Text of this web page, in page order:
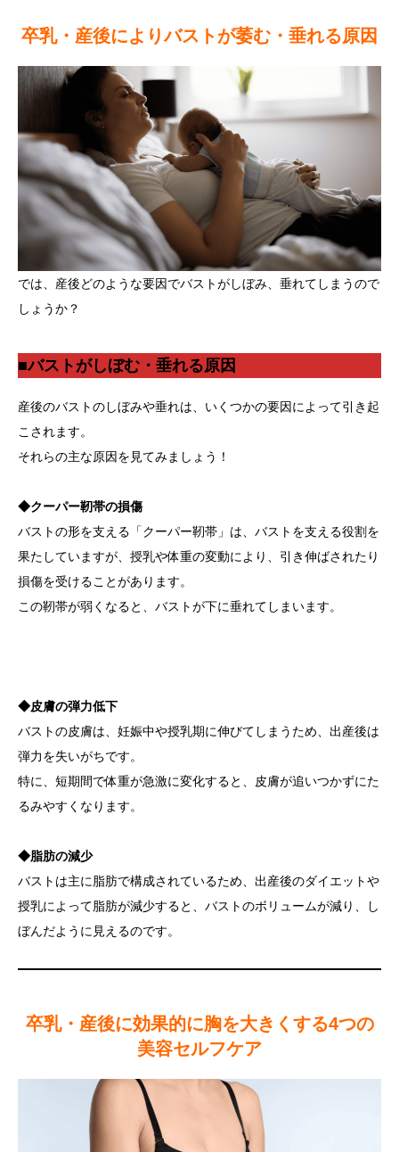
卒乳・産後によりバストが萎む・垂れる原因
では、産後どのような要因でバストがしぼみ、垂れてしまうので
しょうか？
■バストがしぼむ・垂れる原因
産後のバストのしぼみや垂れは、いくつかの要因によって引き起
こされます。
それらの主な原因を見てみましょう！
◆クーパー靭帯の損傷
バストの形を支える「クーパー靭帯」は、バストを支える役割を
果たしていますが、授乳や体重の変動により、引き伸ばされたり
損傷を受けることがあります。
この靭帯が弱くなると、バストが下に垂れてしまいます。
◆皮膚の弾力低下
バストの皮膚は、妊娠中や授乳期に伸びてしまうため、出産後は
弾力を失いがちです。
特に、短期間で体重が急激に変化すると、皮膚が追いつかずにた
るみやすくなります。
◆脂肪の減少
バストは主に脂肪で構成されているため、出産後のダイエットや
授乳によって脂肪が減少すると、バストのボリュームが減り、し
ぼんだように見えるのです。
卒乳・産後に効果的に胸を大きくする4つの
美容セルフケア